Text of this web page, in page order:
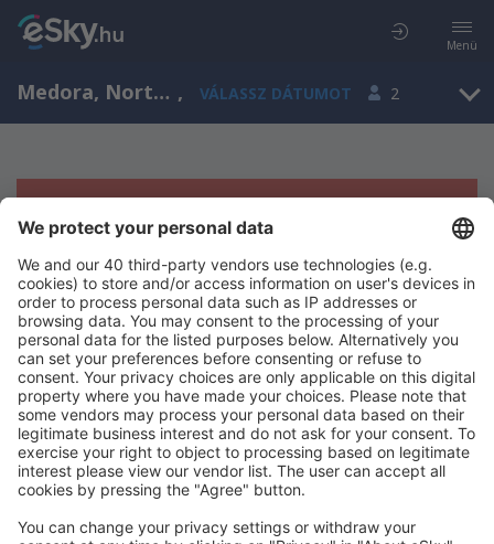
Menü
Medora, North Dakota, Amerikai Egyesült Államok , VÁLASSZ DÁTUMOT 2
Sajnos semmilyen eredménnyel nem
szolgálhatunk.
Próbáld meg még egyszer más kritériumot kiválasztva
Copyright © eSky.hu Minden jog fenntartva.